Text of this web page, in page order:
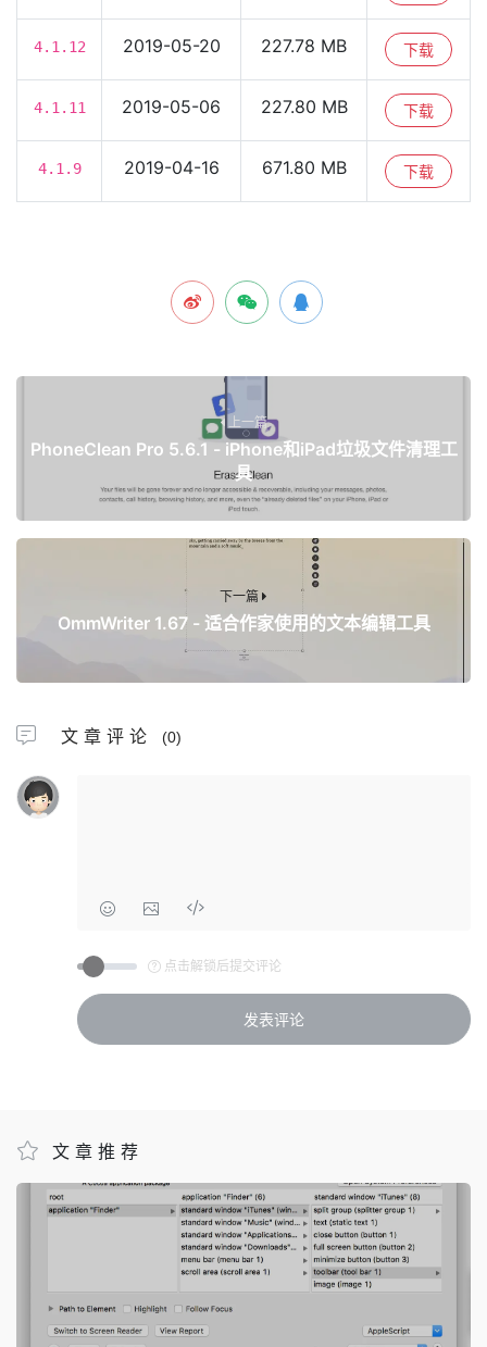
4.1.12 2019-05-20 227.78 MB 下载
4.1.11 2019-05-06 227.80 MB 下载
4.1.9 2019-04-16 671.80 MB 下载
上一篇
PhoneClean Pro 5.6.1 - iPhone和iPad垃圾文件清理工
具
下一篇
OmmWriter 1.67 - 适合作家使用的文本编辑工具
文章评论 (0)
点击解锁后提交评论
文章推荐